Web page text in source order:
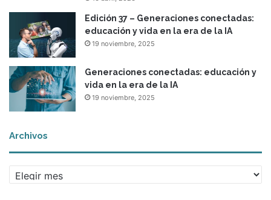
Edición 37 – Generaciones conectadas:
educación y vida en la era de la IA
19 noviembre, 2025
Generaciones conectadas: educación y
vida en la era de la IA
19 noviembre, 2025
Archivos
r